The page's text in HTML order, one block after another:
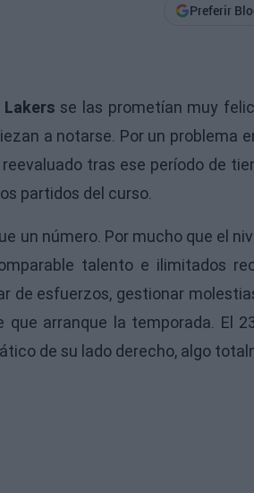
Preferir
se las prometían muy
a notarse. Por un problema
tras ese período de
partidos del curso.
un número. Por mucho que el
talento e ilimitados
de esfuerzos, gestionar
que arranque la temporada. El
de su lado derecho, algo